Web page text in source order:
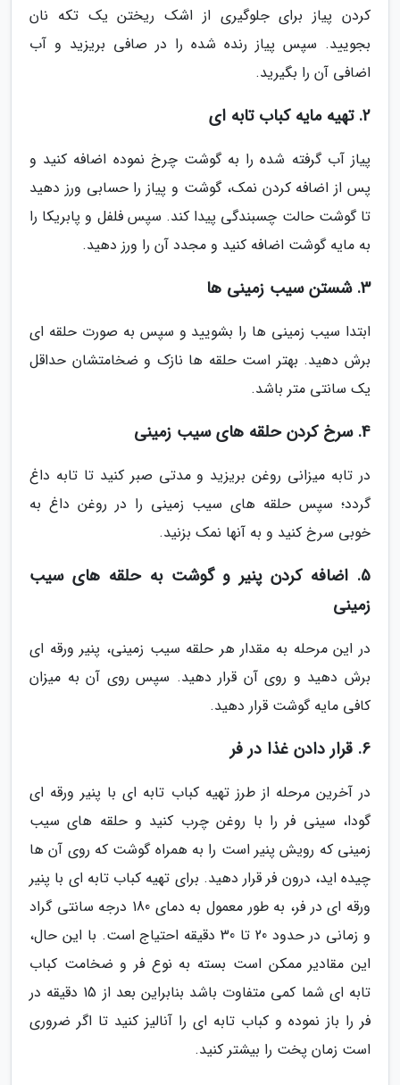
کردن پیاز برای جلوگیری از اشک ریختن یک تکه نان
بجویید. سپس پیاز رنده شده را در صافی بریزید و آب
اضافی آن را بگیرید.
2. تهیه مایه کباب تابه ای
پیاز آب گرفته شده را به گوشت چرخ نموده اضافه کنید و
پس از اضافه کردن نمک، گوشت و پیاز را حسابی ورز دهید
تا گوشت حالت چسبندگی پیدا کند. سپس فلفل و پابریکا را
به مایه گوشت اضافه کنید و مجدد آن را ورز دهید.
3. شستن سیب زمینی ها
ابتدا سیب زمینی ها را بشویید و سپس به صورت حلقه ای
برش دهید. بهتر است حلقه ها نازک و ضخامتشان حداقل
یک سانتی متر باشد.
4. سرخ کردن حلقه های سیب زمینی
در تابه میزانی روغن بریزید و مدتی صبر کنید تا تابه داغ
گردد؛ سپس حلقه های سیب زمینی را در روغن داغ به
خوبی سرخ کنید و به آنها نمک بزنید.
5. اضافه کردن پنیر و گوشت به حلقه های سیب
زمینی
در این مرحله به مقدار هر حلقه سیب زمینی، پنیر ورقه ای
برش دهید و روی آن قرار دهید. سپس روی آن به میزان
کافی مایه گوشت قرار دهید.
6. قرار دادن غذا در فر
در آخرین مرحله از طرز تهیه کباب تابه ای با پنیر ورقه ای
گودا، سینی فر را با روغن چرب کنید و حلقه های سیب
زمینی که رویش پنیر است را به همراه گوشت که روی آن ها
چیده اید، درون فر قرار دهید. برای تهیه کباب تابه ای با پنیر
ورقه ای در فر، به طور معمول به دمای 180 درجه سانتی گراد
و زمانی در حدود 20 تا 30 دقیقه احتیاج است. با این حال،
این مقادیر ممکن است بسته به نوع فر و ضخامت کباب
تابه ای شما کمی متفاوت باشد بنابراین بعد از 15 دقیقه در
فر را باز نموده و کباب تابه ای را آنالیز کنید تا اگر ضروری
است زمان پخت را بیشتر کنید.